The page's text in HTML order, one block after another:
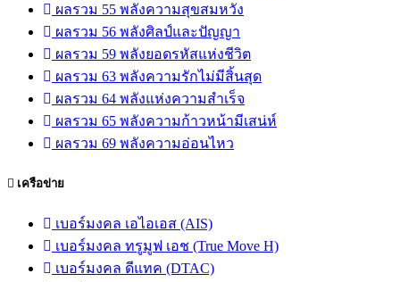
ผลรวม 55 พลังความสุขสมหวัง
ผลรวม 56 พลังศิลป์และปัญญา
ผลรวม 59 พลังยอดรหัสแห่งชีวิต
ผลรวม 63 พลังความรักไม่มีสิ้นสุด
ผลรวม 64 พลังแห่งความสำเร็จ
ผลรวม 65 พลังความก้าวหน้ามีเสน่ห์
ผลรวม 69 พลังความอ่อนไหว
เครือข่าย
เบอร์มงคล เอไอเอส (AIS)
เบอร์มงคล ทรูมูฟ เอช (True Move H)
เบอร์มงคล ดีแทค (DTAC)